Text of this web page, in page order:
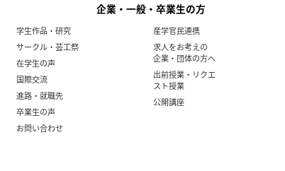
学生作品・研究
サークル・芸工祭
在学生の声
国際交流
進路・就職先
卒業生の声
お問い合わせ
企業・一般・卒業生の方
産学官民連携
求人をお考えの
企業・団体の方へ
出前授業・リクエ
スト授業
公開講座